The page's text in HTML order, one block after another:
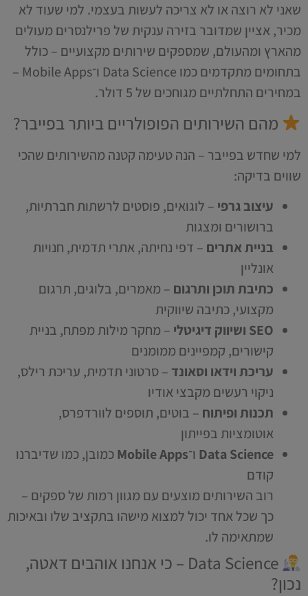
שאני לא רוצה או לא צריכה לעשות בעצמי. למי שעוד לא
מכיר, אציין שמדובר בזירה ענקית של פרילנסרים מעולים
מהארץ ומהעולם, שמספקים שירותים מקצועיים – כולל
בתחומים מתקדמים כמו Data Science ו־Mobile Apps –
במחירים התחלתיים מגוחכים של 5 דולר.
מהם השירותים הפופולריים ביותר בפייבר?
למי שחדש בפייבר – הנה טעימה קטנה מהשירותים שהכי
שווים בדיקה:
עיצוב גרפי – לוגואים, פוסטים לרשתות חברתיות,
ברושורים ומצגות
בניית אתרים – דפי נחיתה, אתרי תדמית, חנויות
אונליין
כתיבת תוכן ותרגום – מאמרים, בלוגים, תרגום
מקצועי, כתיבה שיווקית
SEO ושיווק דיגיטלי
– מחקר מילות מפתח, בניית
קישורים, קמפיינים ממומנים
עריכת וידאו וסאונד – סרטוני תדמית, עריכת רילס,
ניקוי רעשים מקבצי אודיו
תכנות ופיתוח – בוטים, תוספים לוורדפרס,
אוטומציות בפייתון
Data Science ו־Mobile Appsכמובן, כמו שדיברנו
קודם
רוב השירותים מוצעים עם מגוון רמות של ספקים –
כך שכל אחד יכול למצוא מישהו בתקציב שלו ובאיכות
שמתאימה לו.
Data Science – כי אנחנו אוהבים דאטה,
נכון?